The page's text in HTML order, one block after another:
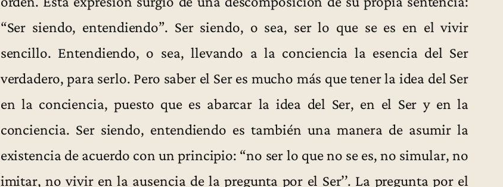
“Ser siendo, entendiendo”. Ser siendo, o sea, ser lo que se es en el vivir
sencillo. Entendiendo, o sea, llevando a la conciencia la esencia del Ser
verdadero, para serlo. Pero saber el Ser es mucho más que tener la idea del Ser
en la conciencia, puesto que es abarcar la idea del Ser, en el Ser y en la
conciencia. Ser siendo, entendiendo es también una manera de asumir la
existencia de acuerdo con un principio: “no ser lo que no se es, no simular, no
imitar, no vivir en la ausencia de la pregunta por el Ser’’. La pregunta por el